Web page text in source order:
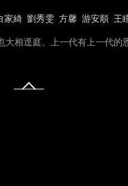
家綺 劉秀雯 方馨 游安順 王
相逕庭。上一代有上一代